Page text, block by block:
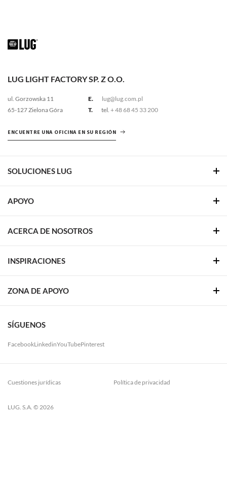
LUG LIGHT FACTORY SP. Z O.O.
ul. Gorzowska 11
65-127 Zielona Góra
E.
lug@lug.com.pl
T.
tel. + 48 68 45 33 200
ENCUENTRE UNA OFICINA EN SU REGIÓN
SOLUCIONES LUG
APOYO
ACERCA DE NOSOTROS
INSPIRACIONES
ZONA DE APOYO
SÍGUENOS
FacebookLinkedinYouTubePinterest
LUG. S.A. © 2026
Cuestiones jurídicas Política de privacidad